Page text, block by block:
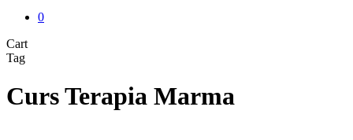
0
CartClose
Tag
Curs Terapia Marma